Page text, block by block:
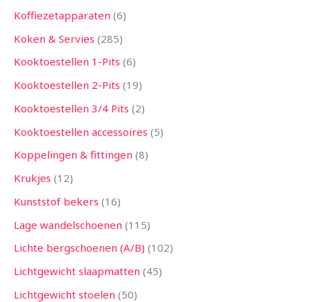
Koffiezetapparaten 6
Koken & Servies 285
Kooktoestellen 1-Pits 6
Kooktoestellen 2-Pits 19
Kooktoestellen 3/4 Pits 2
Kooktoestellen accessoires 5
Koppelingen & fittingen 8
Krukjes 12
Kunststof bekers 16
Lage wandelschoenen 115
Lichte bergschoenen (A/B) 102
Lichtgewicht slaapmatten 45
Lichtgewicht stoelen 50